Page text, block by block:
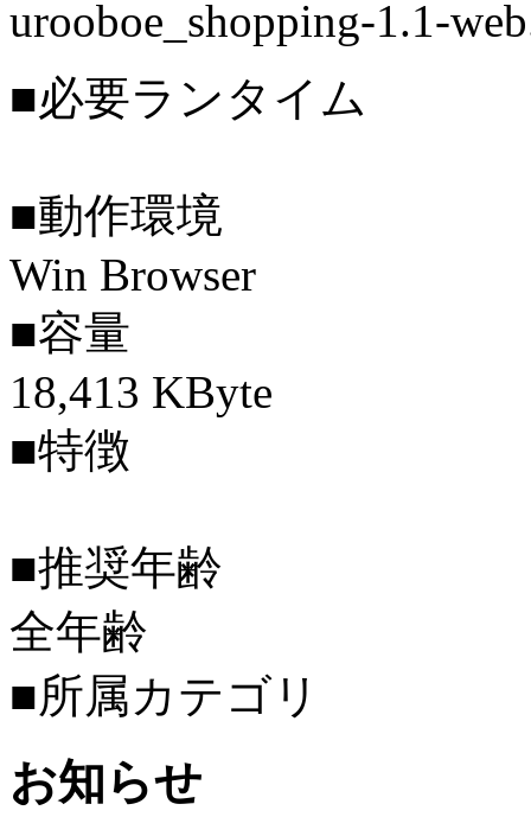
urooboe_shopping-1.1-
■必要ランタイム
■動作環境
Win Browser
■容量
18,413 KByte
■特徴
■推奨年齢
全年齢
■所属カテゴリ
お知らせ